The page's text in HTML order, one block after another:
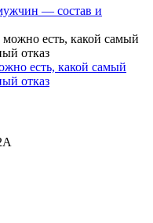
— состав и
есть, какой самый
отказ